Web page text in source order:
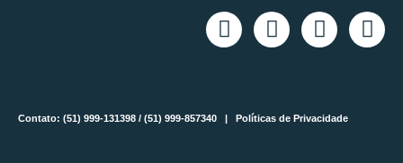
Contato: (51) 999-131398 / (51) 999-857340 | Políticas de Privacidade